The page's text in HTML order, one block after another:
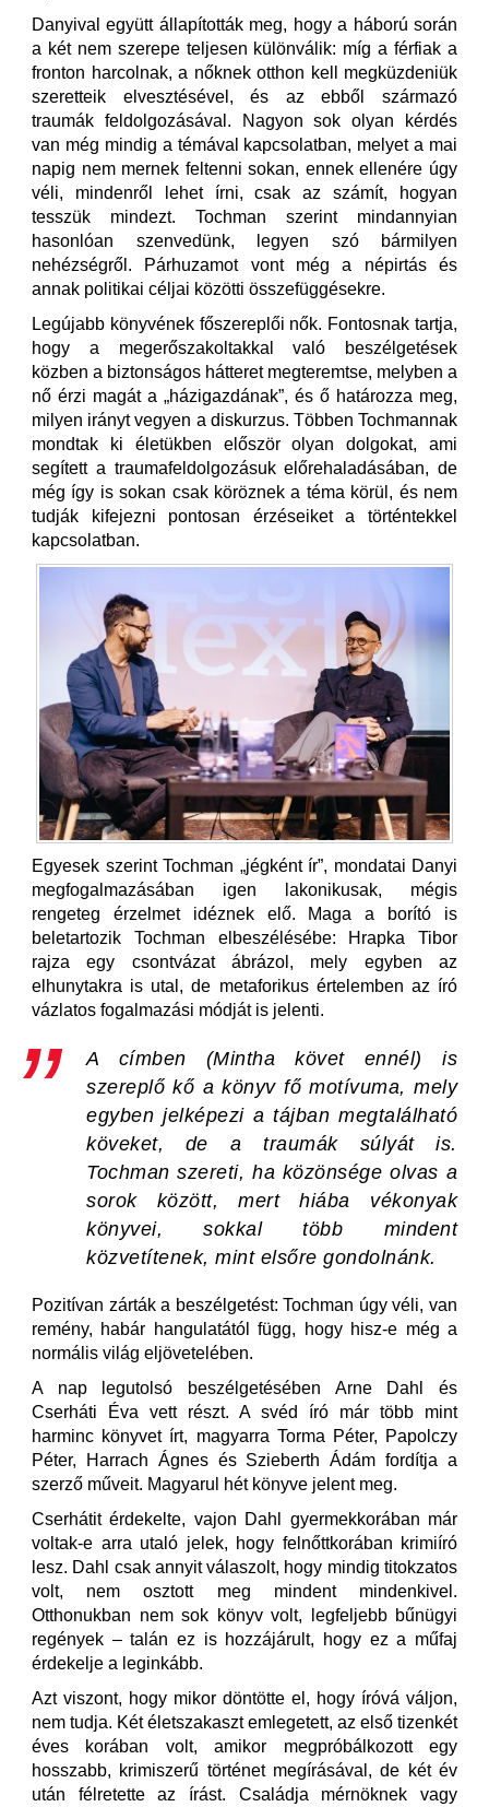
Danyival együtt állapították meg, hogy a háború során
a két nem szerepe teljesen különválik: míg a férfiak a
fronton harcolnak, a nőknek otthon kell megküzdeniük
szeretteik elvesztésével, és az ebből származó
traumák feldolgozásával. Nagyon sok olyan kérdés
van még mindig a témával kapcsolatban, melyet a mai
napig nem mernek feltenni sokan, ennek ellenére úgy
véli, mindenről lehet írni, csak az számít, hogyan
tesszük mindezt. Tochman szerint mindannyian
hasonlóan szenvedünk, legyen szó bármilyen
nehézségről. Párhuzamot vont még a népirtás és
annak politikai céljai közötti összefüggésekre.
Legújabb könyvének főszereplői nők. Fontosnak tartja,
hogy a megerőszakoltakkal való beszélgetések
közben a biztonságos hátteret megteremtse, melyben a
nő érzi magát a „házigazdának”, és ő határozza meg,
milyen irányt vegyen a diskurzus. Többen Tochmannak
mondtak ki életükben először olyan dolgokat, ami
segített a traumafeldolgozásuk előrehaladásában, de
még így is sokan csak köröznek a téma körül, és nem
tudják kifejezni pontosan érzéseiket a történtekkel
kapcsolatban.
Egyesek szerint Tochman „jégként ír”, mondatai Danyi
megfogalmazásában igen lakonikusak, mégis
rengeteg érzelmet idéznek elő. Maga a borító is
beletartozik Tochman elbeszélésébe: Hrapka Tibor
rajza egy csontvázat ábrázol, mely egyben az
elhunytakra is utal, de metaforikus értelemben az író
vázlatos fogalmazási módját is jelenti.
A címben (Mintha követ ennél) is
szereplő kő a könyv fő motívuma, mely
egyben jelképezi a tájban megtalálható
köveket, de a traumák súlyát is.
Tochman szereti, ha közönsége olvas a
sorok között, mert hiába vékonyak
könyvei, sokkal több mindent
közvetítenek, mint elsőre gondolnánk.
Pozitívan zárták a beszélgetést: Tochman úgy véli, van
remény, habár hangulatától függ, hogy hisz-e még a
normális világ eljövetelében.
A nap legutolsó beszélgetésében Arne Dahl és
Cserháti Éva vett részt. A svéd író már több mint
harminc könyvet írt, magyarra Torma Péter, Papolczy
Péter, Harrach Ágnes és Szieberth Ádám fordítja a
szerző műveit. Magyarul hét könyve jelent meg.
Cserhátit érdekelte, vajon Dahl gyermekkorában már
voltak-e arra utaló jelek, hogy felnőttkorában krimiíró
lesz. Dahl csak annyit válaszolt, hogy mindig titokzatos
volt, nem osztott meg mindent mindenkivel.
Otthonukban nem sok könyv volt, legfeljebb bűnügyi
regények – talán ez is hozzájárult, hogy ez a műfaj
érdekelje a leginkább.
Azt viszont, hogy mikor döntötte el, hogy íróvá váljon,
nem tudja. Két életszakaszt emlegetett, az első tizenkét
éves korában volt, amikor megpróbálkozott egy
hosszabb, krimiszerű történet megírásával, de két év
után félretette az írást. Családja mérnöknek vagy